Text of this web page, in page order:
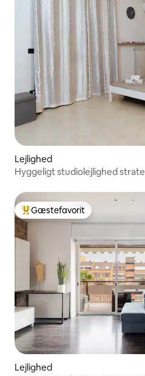
Lejlighed
Hyggeligt studiolejlighed
Bedste gæstefavorit
Gæstefavorit
Lejlighed